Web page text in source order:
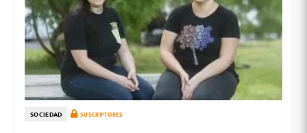
SOCIEDAD SUSCRIPTORES